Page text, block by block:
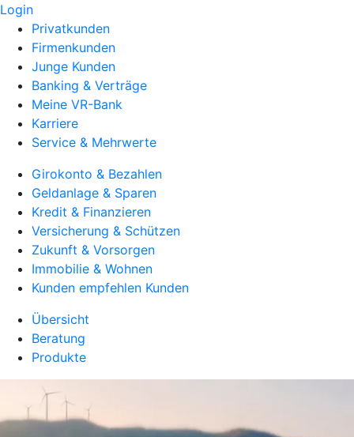
Login
Privatkunden
Firmenkunden
Junge Kunden
Banking & Verträge
Meine VR-Bank
Karriere
Service & Mehrwerte
Girokonto & Bezahlen
Geldanlage & Sparen
Kredit & Finanzieren
Versicherung & Schützen
Zukunft & Vorsorgen
Immobilie & Wohnen
Kunden empfehlen Kunden
Übersicht
Beratung
Produkte